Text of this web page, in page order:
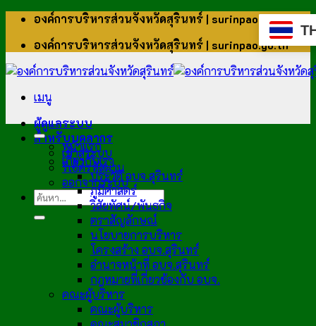
ข้าม
เนื้อหา
องค์การบริหารส่วนจังหวัดสุรินทร์ | surinpao.go.th
องค์การบริหารส่วนจังหวัดสุรินทร์ | surinpao.go.th
เมนู
ผู้ดูแลระบบ
สำหรับบุคลากร
เข้าสู่ระบบ
รีเซ็ตรหัสผ่าน
ออกจากระบบ
หน้าแรก
เกี่ยวกับเรา
ประวัติ อบจ.สุรินทร์
ภูมิศาสตร์
วิสัยทัศน์/พันธกิจ
ตราสัญลักษณ์
นโยบายการบริหาร
โครงสร้าง อบจ.สุรินทร์
อำนาจหน้าที่ อบจ.สุรินทร์
กฎหมายที่เกี่ยวข้องกับ อบจ.
คณะผู้บริหาร
คณะผู้บริหาร